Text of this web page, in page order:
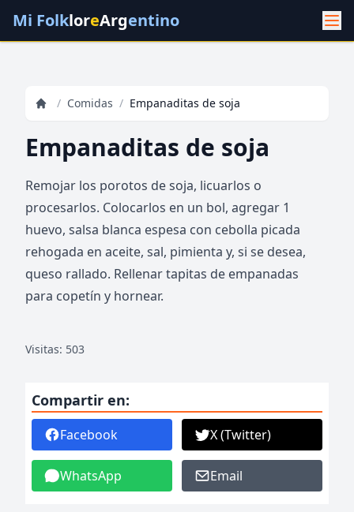
Mi FolkloreArgentino
/ Comidas / Empanaditas de soja
Empanaditas de soja
Remojar los porotos de soja, licuarlos o
procesarlos. Colocarlos en un bol, agregar 1
huevo, salsa blanca espesa con cebolla picada
rehogada en aceite, sal, pimienta y, si se desea,
queso rallado. Rellenar tapitas de empanadas
para copetín y hornear.
Visitas: 503
Compartir en:
Facebook X (Twitter)
WhatsApp Email